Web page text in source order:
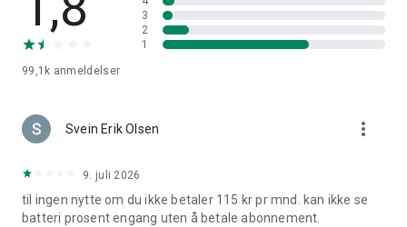
• og mange andre tjenester i tillegg
99,1k anmeldelser
3
2
1
Svein Erik Olsen more_vert
9. juli 2026
til ingen nytte om du ikke betaler 115 kr pr mnd. kan ikke se
batteri prosent engang uten å betale abonnement.